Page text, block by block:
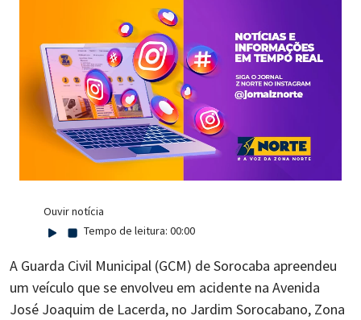
Ouvir notícia
Tempo de leitura: 00:00
A Guarda Civil Municipal (GCM) de Sorocaba apreendeu
um veículo que se envolveu em acidente na Avenida
José Joaquim de Lacerda, no Jardim Sorocabano, Zona